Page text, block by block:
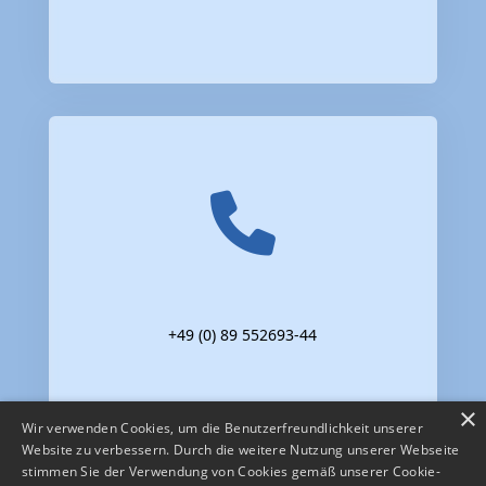
+49 (0) 89 552693-44
×
Wir verwenden Cookies, um die Benutzerfreundlichkeit unserer
Website zu verbessern. Durch die weitere Nutzung unserer Webseite
stimmen Sie der Verwendung von Cookies gemäß unserer Cookie-